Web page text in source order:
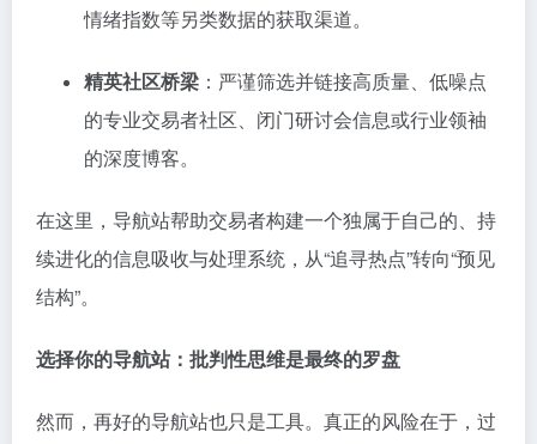
情绪指数等另类数据的获取渠道。
精英社区桥梁 ：严谨筛选并链接高质量、低噪点
的专业交易者社区、闭门研讨会信息或行业领袖
的深度博客。
在这里，导航站帮助交易者构建一个独属于自己的、持
续进化的信息吸收与处理系统，从“追寻热点”转向“预见
结构”。
选择你的导航站：批判性思维是最终的罗盘
然而，再好的导航站也只是工具。真正的风险在于，过